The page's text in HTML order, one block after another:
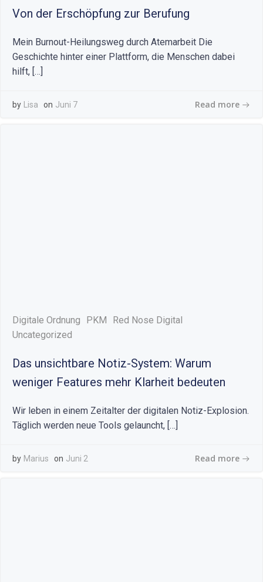
Von der Erschöpfung zur Berufung
Mein Burnout-Heilungsweg durch Atemarbeit Die
Geschichte hinter einer Plattform, die Menschen dabei
hilft, […]
by Lisa on Juni 7 Read more
Digitale Ordnung PKM
Red Nose Digital
Uncategorized
Das unsichtbare Notiz-System: Warum
weniger Features mehr Klarheit bedeuten
Wir leben in einem Zeitalter der digitalen Notiz-Explosion.
Täglich werden neue Tools gelauncht, […]
by Marius on Juni 2 Read more